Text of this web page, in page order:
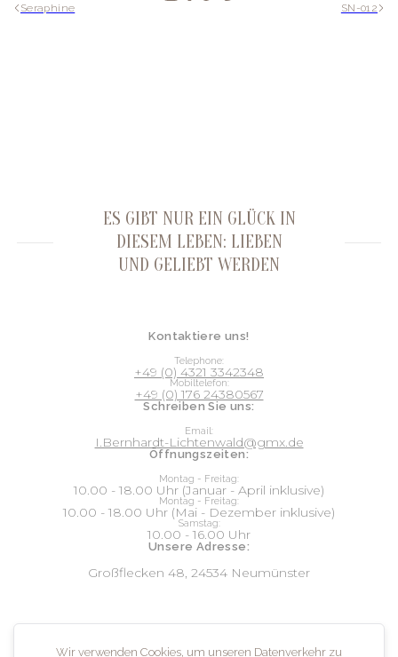
Seraphine SN-012
ES GIBT NUR EIN GLÜCK IN
DIESEM LEBEN: LIEBEN
UND GELIEBT WERDEN
Kontaktiere uns!
Telephone:
+49 (0) 4321 3342348
Mobiltelefon:
+49 (0) 176 24380567
Schreiben Sie uns:
Email:
I.Bernhardt-Lichtenwald@gmx.de
Öffnungszeiten:
Montag - Freitag:
10.00 - 18.00 Uhr (Januar - April inklusive)
Montag - Freitag:
10.00 - 18.00 Uhr (Mai - Dezember inklusive)
Samstag:
10.00 - 16.00 Uhr
Unsere Adresse:
Großflecken 48, 24534 Neumünster
Wir verwenden Cookies, um unseren Datenverkehr zu